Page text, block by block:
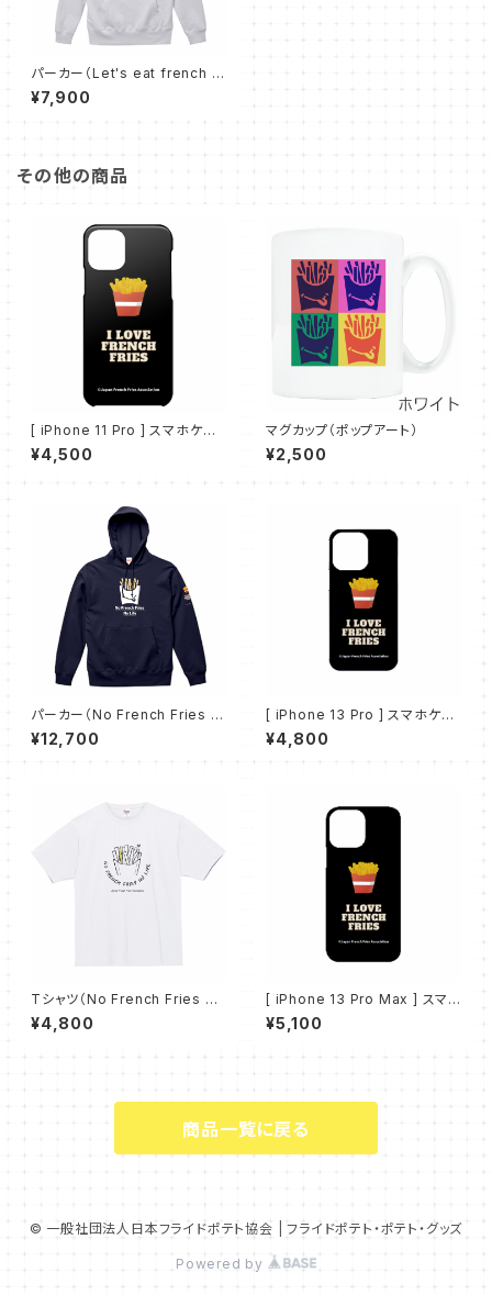
パーカー（Let's eat french fr
ies - 白）
¥7,900
その他の商品
[ iPhone 11 Pro ] スマホケー
ス（I LOVE FRENCH FRIES）
¥4,500
マグカップ（ポップアート）
¥2,500
パーカー（No French Fries N
o Life - ネイビー）
¥12,700
[ iPhone 13 Pro ] スマホケー
ス（I LOVE FRENCH FRIES）
¥4,800
Tシャツ（No French Fries No
Life② - 白）
¥4,800
[ iPhone 13 Pro Max ] スマ
ホケース（I LOVE FRENCH FR
IES）
¥5,100
商品一覧に戻る
© 一般社団法人日本フライドポテト協会 | フライドポテト・ポテト・グッズ
Powered by